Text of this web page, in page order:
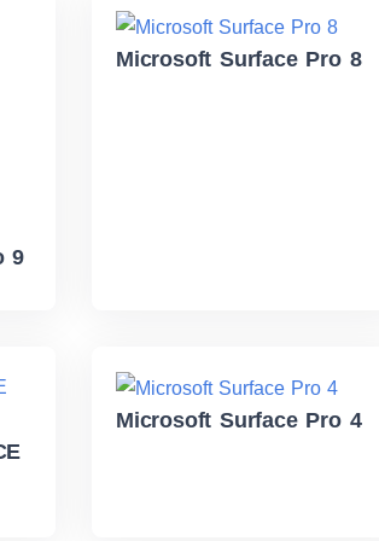
9
Microsoft Surface Pro 8
Microsoft Surface Pro 4